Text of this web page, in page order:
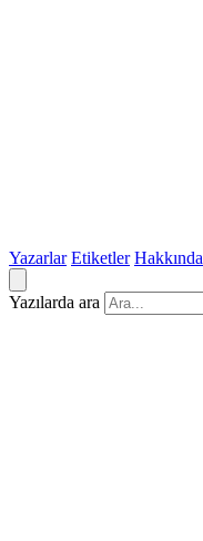
Yazarlar Etiketler Hakkında
Yazılarda ara